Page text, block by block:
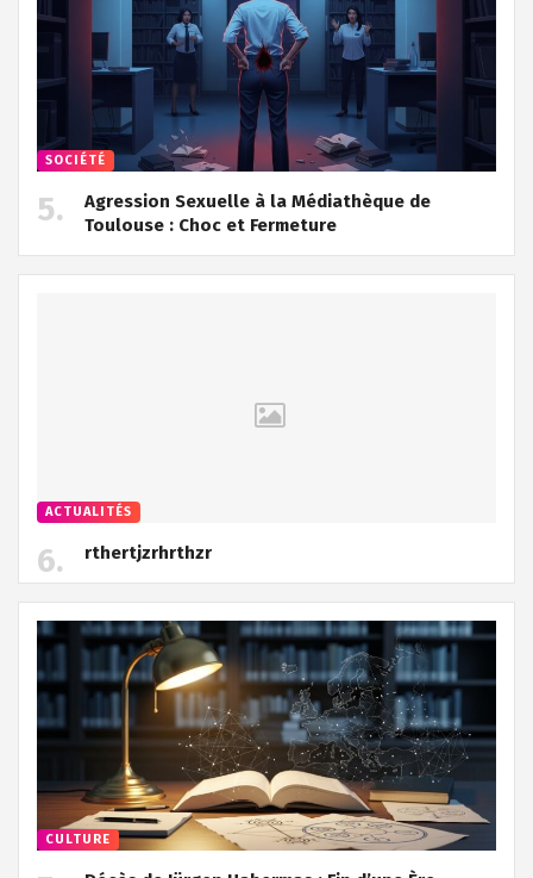
SOCIÉTÉ
Agression Sexuelle à la Médiathèque de
Toulouse : Choc et Fermeture
ACTUALITÉS
rthertjzrhrthzr
CULTURE